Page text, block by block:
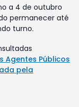
a 4 de outubro
permanecer até
turno.
Agentes Públicos
pela